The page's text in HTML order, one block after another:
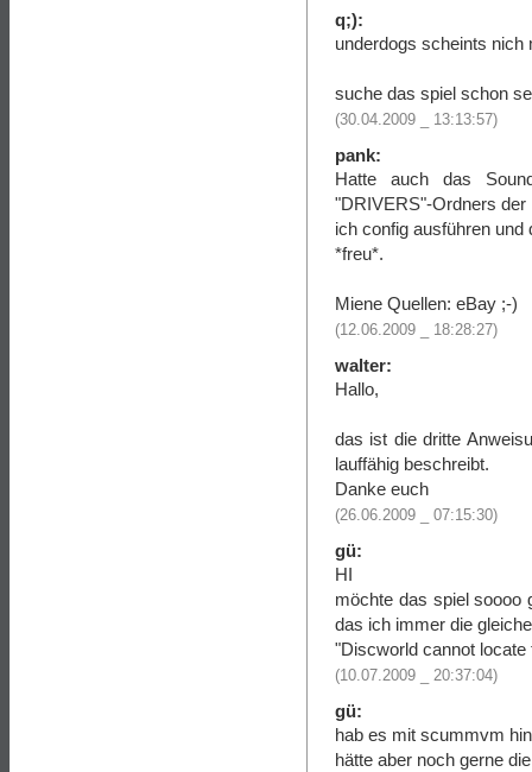
q;):
underdogs scheints nich
suche das spiel schon
(30.04.2009 _ 13:13:57)
pank:
Hatte auch das
"DRIVERS"-Ordners
ich config ausführen
*freu*.
Miene Quellen: eBay ;-)
(12.06.2009 _ 18:28:27)
walter:
Hallo,
das ist die dritte
lauffähig beschreibt.
Danke euch
(26.06.2009 _ 07:15:30)
gü:
HI
möchte das spiel soooo
das ich immer die
"Discworld cannot
(10.07.2009 _ 20:37:04)
gü:
hab es mit scummvm
hätte aber noch gerne